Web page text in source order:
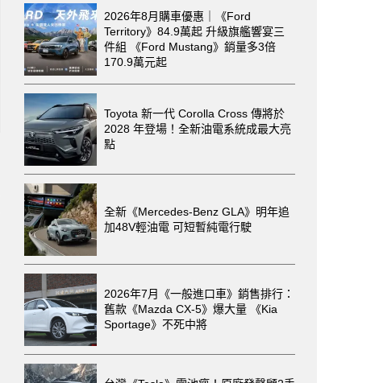
2026年8月購車優惠｜《Ford
Territory》84.9萬起 升級旗艦響宴三
件組 《Ford Mustang》銷量多3倍
170.9萬元起
Toyota 新一代 Corolla Cross 傳將於
2028 年登場！全新油電系統成最大亮
點
全新《Mercedes-Benz GLA》明年追
加48V輕油電 可短暫純電行駛
2026年7月《一般進口車》銷售排行：
舊款《Mazda CX-5》爆大量 《Kia
Sportage》不死中將